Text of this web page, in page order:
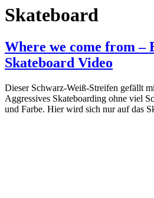
Skateboard
Where we come from –
Skateboard Video
Dieser Schwarz-Weiß-Streifen gefällt
Aggressives Skateboarding ohne viel
und Farbe. Hier wird sich nur auf das